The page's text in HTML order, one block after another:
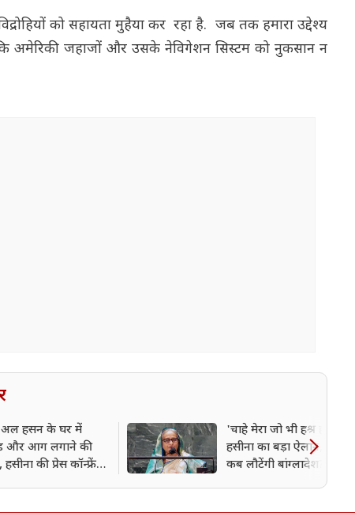
को सहायता मुहैया कर रहा है. जब तक हमारा उद्देश्य
कि अमेरिकी जहाजों और उसके नेविगेशन सिस्टम को नुकसान न
अल हसन के घर में
और आग लगाने की
की प्रेस कॉन्फ्रेंस
'चाहे मेरा जो भी हश्र हो....',
हसीना का बड़ा ऐलान, बताया
कब लौटेंगी बांग्लादेश?